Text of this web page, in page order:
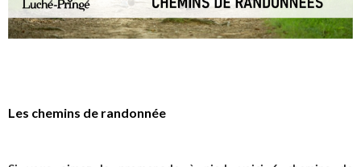
Les chemins de randonnée